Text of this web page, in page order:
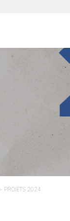
PROJETS 2024